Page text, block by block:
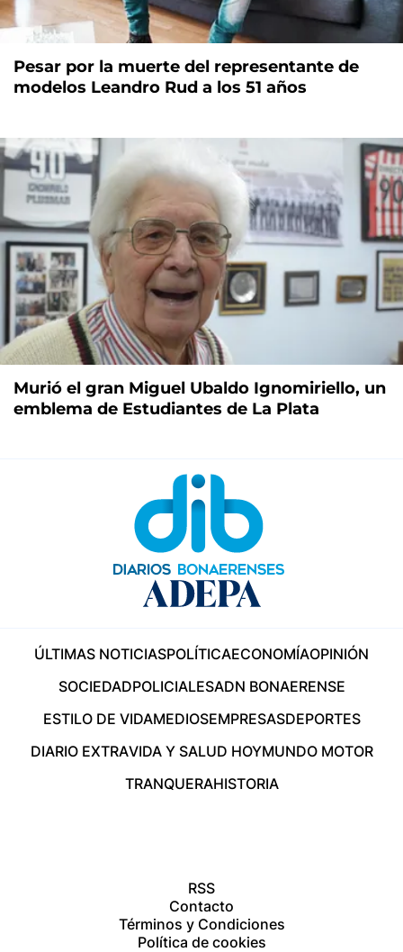
Pesar por la muerte del representante de
modelos Leandro Rud a los 51 años
Murió el gran Miguel Ubaldo Ignomiriello, un
emblema de Estudiantes de La Plata
ÚLTIMAS NOTICIASPOLÍTICAECONOMÍAOPINIÓN
SOCIEDADPOLICIALESADN BONAERENSE
ESTILO DE VIDAMEDIOSEMPRESASDEPORTES
DIARIO EXTRAVIDA Y SALUD HOYMUNDO MOTOR
TRANQUERAHISTORIA
RSS
Contacto
Términos y Condiciones
Política de cookies